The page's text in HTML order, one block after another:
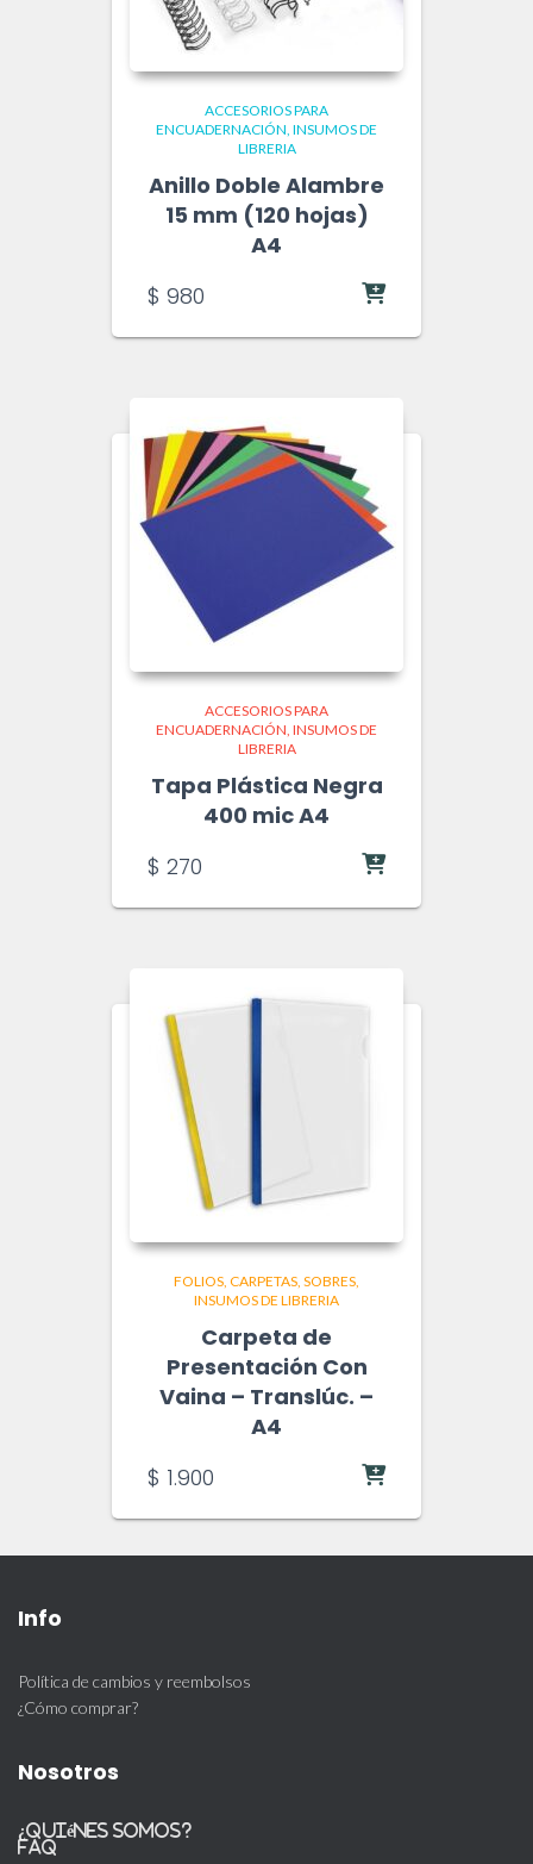
ACCESORIOS PARA
ENCUADERNACIÓN INSUMOS DE
LIBRERIA
Anillo Doble Alambre
15 mm (120 hojas)
A4
$ 980
ACCESORIOS PARA
ENCUADERNACIÓN INSUMOS DE
LIBRERIA
Tapa Plástica Negra
400 mic A4
$ 270
FOLIOS, CARPETAS, SOBRES
INSUMOS DE LIBRERIA
Carpeta de
Presentación Con
Vaina – Translúc. –
A4
$ 1.900
Info
Política de cambios y reembolsos
¿Cómo comprar?
Nosotros
¿Quiénes somos?
FAQ